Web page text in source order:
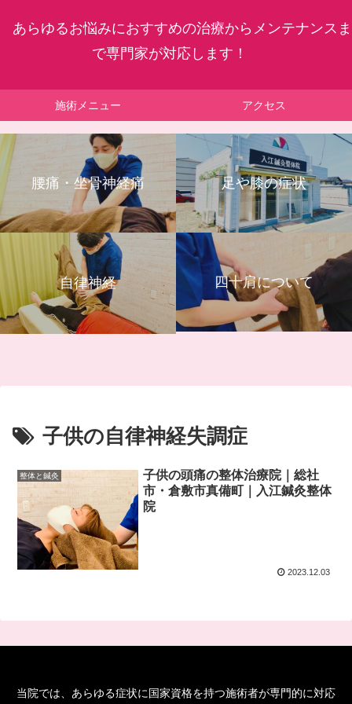
あらゆるお悩みにおすすめの治療からメンテナンスま
で専門家が対応します！
施術メニュー アクセス
腰痛・坐骨神経痛 足や膝の症状
自律神経 四十肩について
子供の自律神経失調症
整体と鍼灸
子供の頭痛の整体治療院｜総社
市・倉敷市真備町｜入江鍼灸整体
院
2023.12.03
当院では、あらゆる症状に国家資格を持つ施術者が専門的に対応